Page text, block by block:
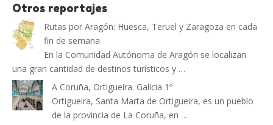
Otros reportajes
Rutas por Aragón: Huesca, Teruel y Zaragoza en cada
fin de semana
En la Comunidad Autónoma de Aragón se localizan
una gran cantidad de destinos turísticos y …
A Coruña, Ortigueira. Galicia 1º
Ortigueira, Santa Marta de Ortigueira, es un pueblo
de la provincia de La Coruña, en …